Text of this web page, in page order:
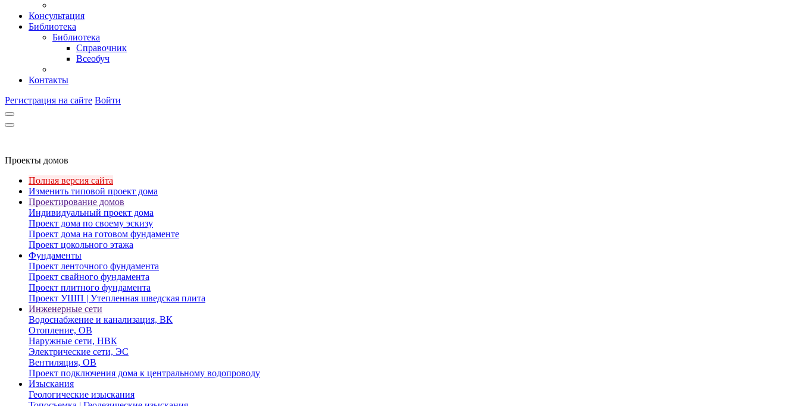
Консультация
Библиотека
Библиотека
Справочник
Всеобуч
Контакты
Регистрация на сайте Войти
Проекты домов
Полная версия сайта
Изменить типовой проект дома
Проектирование домов
Индивидуальный проект дома
Проект дома по своему эскизу
Проект дома на готовом фундаменте
Проект цокольного этажа
Фундаменты
Проект ленточного фундамента
Проект свайного фундамента
Проект плитного фундамента
Проект УШП | Утепленная шведская плита
Инженерные сети
Водоснабжение и канализация, ВК
Отопление, ОВ
Наружные сети, НВК
Электрические сети, ЭС
Вентиляция, ОВ
Проект подключения дома к центральному водопроводу
Изыскания
Геологические изыскания